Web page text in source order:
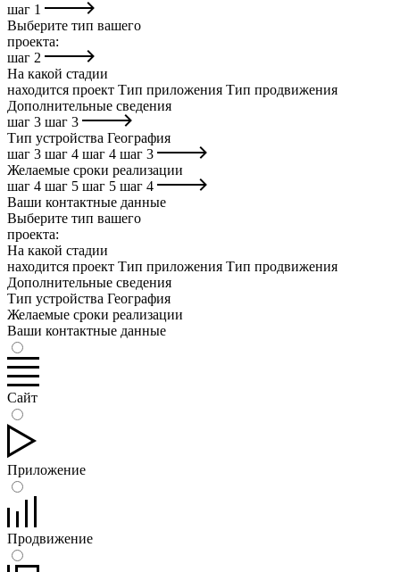
шаг 1
Выберите тип вашего
проекта:
шаг 2
На какой стадии
находится проект Тип приложения Тип продвижения
Дополнительные сведения
шаг 3 шаг 3
Тип устройства География
шаг 3 шаг 4 шаг 4 шаг 3
Желаемые сроки реализации
шаг 4 шаг 5 шаг 5 шаг 4
Ваши контактные данные
Выберите тип вашего
проекта:
На какой стадии
находится проект Тип приложения Тип продвижения
Дополнительные сведения
Тип устройства География
Желаемые сроки реализации
Ваши контактные данные
Сайт
Приложение
Продвижение